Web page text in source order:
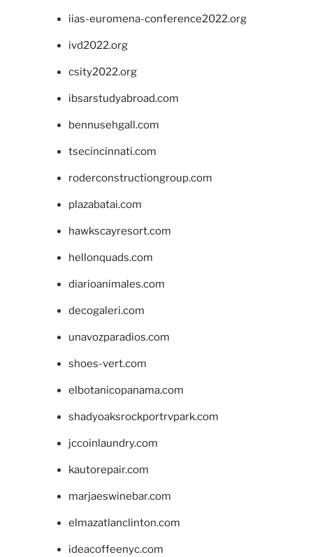
iias-euromena-conference2022.org
ivd2022.org
csity2022.org
ibsarstudyabroad.com
bennusehgall.com
tsecincinnati.com
roderconstructiongroup.com
plazabatai.com
hawkscayresort.com
hellonquads.com
diarioanimales.com
decogaleri.com
unavozparadios.com
shoes-vert.com
elbotanicopanama.com
shadyoaksrockportrvpark.com
jccoinlaundry.com
kautorepair.com
marjaeswinebar.com
elmazatlanclinton.com
ideacoffeenyc.com